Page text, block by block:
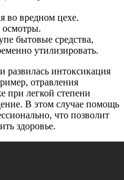
во вредном цехе.
осмотры.
бытовые средства,
утилизировать.
развилась интоксикация
отравления
при легкой степени
В этом случае помощь
что позволит
здоровье.